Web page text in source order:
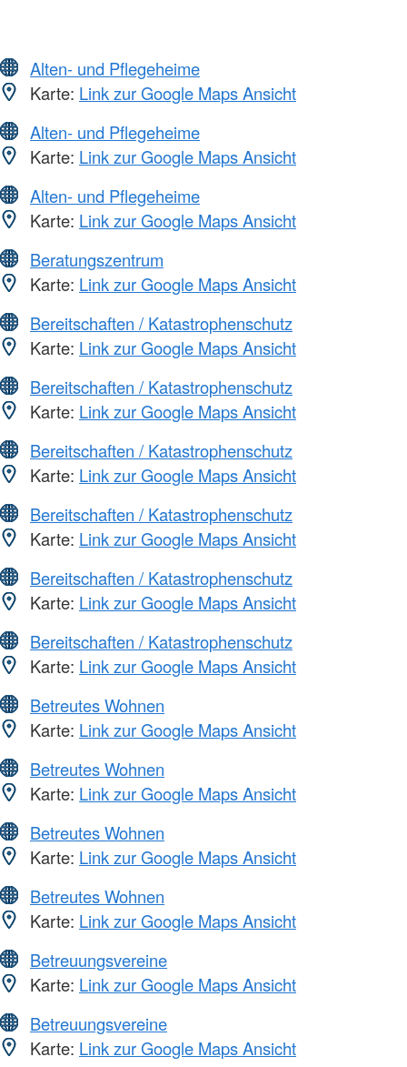
Alten- und Pflegeheime
Karte: Link zur Google Maps Ansicht
Alten- und Pflegeheime
Karte: Link zur Google Maps Ansicht
Alten- und Pflegeheime
Karte: Link zur Google Maps Ansicht
Beratungszentrum
Karte: Link zur Google Maps Ansicht
Bereitschaften / Katastrophenschutz
Karte: Link zur Google Maps Ansicht
Bereitschaften / Katastrophenschutz
Karte: Link zur Google Maps Ansicht
Bereitschaften / Katastrophenschutz
Karte: Link zur Google Maps Ansicht
Bereitschaften / Katastrophenschutz
Karte: Link zur Google Maps Ansicht
Bereitschaften / Katastrophenschutz
Karte: Link zur Google Maps Ansicht
Bereitschaften / Katastrophenschutz
Karte: Link zur Google Maps Ansicht
Betreutes Wohnen
Karte: Link zur Google Maps Ansicht
Betreutes Wohnen
Karte: Link zur Google Maps Ansicht
Betreutes Wohnen
Karte: Link zur Google Maps Ansicht
Betreutes Wohnen
Karte: Link zur Google Maps Ansicht
Betreuungsvereine
Karte: Link zur Google Maps Ansicht
Betreuungsvereine
Karte: Link zur Google Maps Ansicht